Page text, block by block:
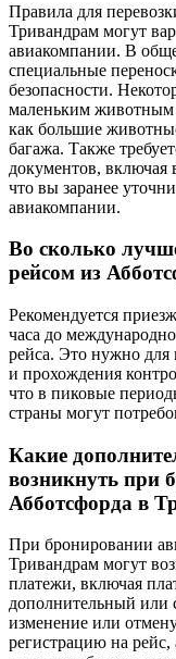
Правила для
Тривандрам могут
авиакомпании. В
специальные
безопасности.
маленьким животным
как большие
багажа. Также
документов, включая
что вы заранее
авиакомпании.
Во сколько
рейсом из
Рекомендуется
часа до
рейса. Это нужно для
и прохождения
что в пиковые
страны могут
Какие
возникнуть при
Абботсфорда в
При бронировании
Тривандрам могут
платежи, включая
дополнительный или
изменение или
регистрацию на